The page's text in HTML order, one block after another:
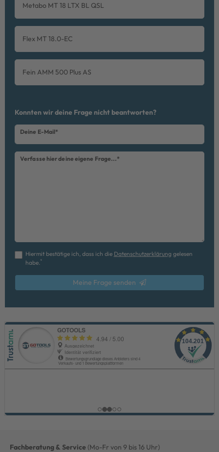
Metabo MT 18 LTX BL QSL
Flex MT 18.0-EC
Fein AMM 500 Plus AS
Konnten wir deine Frage nicht beantworten?
Deine E-Mail*
Verfasse hier deine eigene Frage...*
Hiermit bestätige ich, dass ich die Daten­schutz­erklärung gelesen
habe.*
Ceres::Template.mailFormHoneypotLabel
Meine Frage senden
Fachberatung & Service (Mo-Fr von 9 bis 16 Uhr)